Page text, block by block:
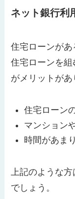
ネット銀行利
住宅ローンが
住宅ローンを
がメリットがあ
住宅ローン
マンション
時間があま
上記のような
でしょう。